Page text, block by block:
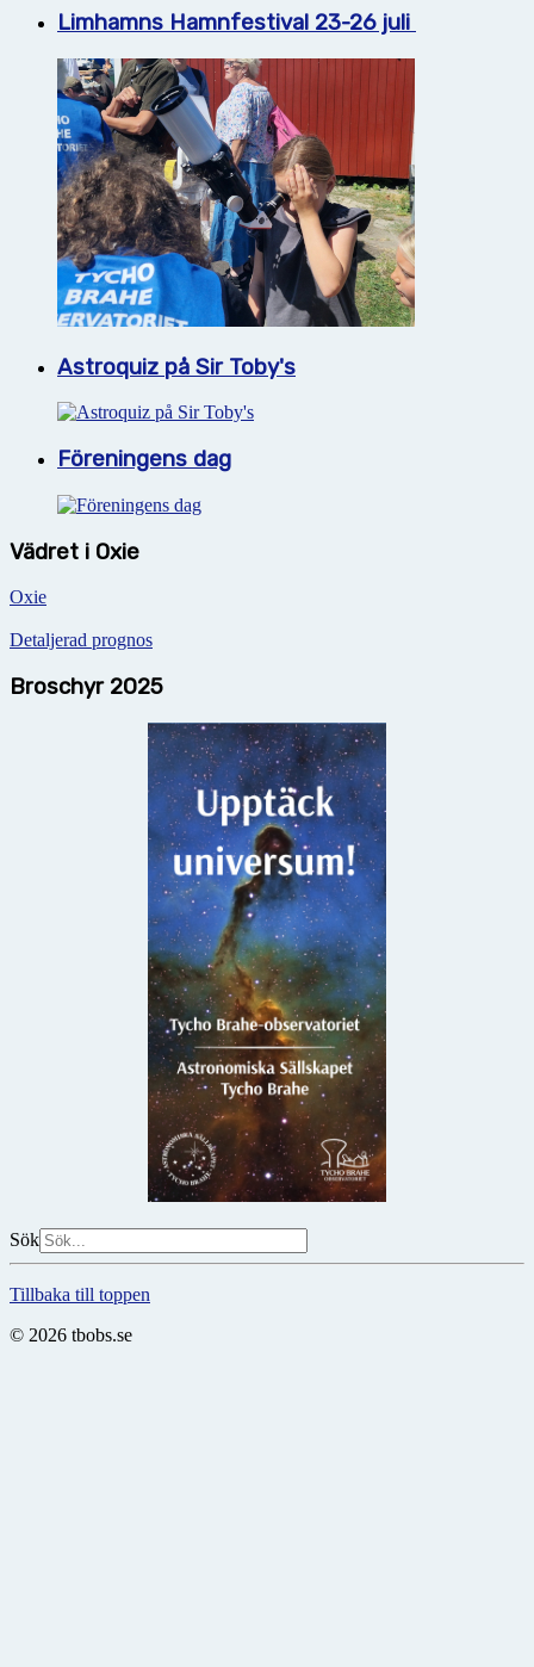
Limhamns Hamnfestival 23-26 juli
Astroquiz på Sir Toby's
Föreningens dag
Vädret i Oxie
Oxie
Detaljerad prognos
Broschyr 2025
Sök
Tillbaka till toppen
© 2026 tbobs.se